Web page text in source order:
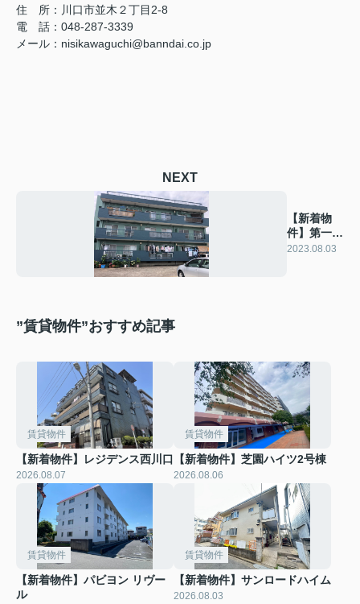
住 所： 川口市並木２丁目2-8
電 話：048-287-3339
メール ： nisikawaguchi@banndai.co.jp
NEXT
【新着物
件】第一末
広マンショ
2023.08.03
”賃貸物件”おすすめ記事
賃貸物件
【新着物件】レジデンス西川口
2026.08.07
賃貸物件
【新着物件】芝園ハイツ2号棟
2026.08.06
賃貸物件
【新着物件】パビヨン リヴー
ル
賃貸物件
【新着物件】サンロードハイム
2026.08.03